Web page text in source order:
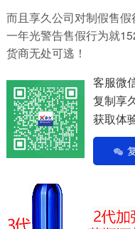
而且享久公司对制假售
一年光警告售假行为就
货商无处可逃！
客服微
复制享
获取体